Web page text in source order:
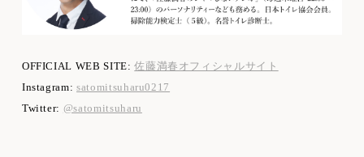
OFFICIAL WEB SITE:佐藤満春オフィシャルサイト
Instagram:satomitsuharu0217
Twitter: @satomitsuharu